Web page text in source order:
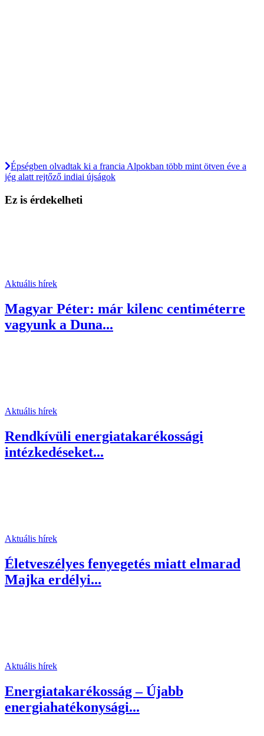
Épségben olvadtak ki a francia Alpokban több mint ötven éve a
jég alatt rejtőző indiai újságok
Ez is érdekelheti
Aktuális hírek
Magyar Péter: már kilenc centiméterre
vagyunk a Duna...
Aktuális hírek
Rendkívüli energiatakarékossági
intézkedéseket...
Aktuális hírek
Életveszélyes fenyegetés miatt elmarad
Majka erdélyi...
Aktuális hírek
Energiatakarékosság – Újabb
energiahatékonysági...